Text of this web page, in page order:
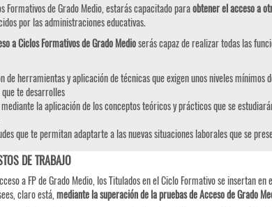
Formativos de Grado Medio, estarás capacitado paraobtener el acceso a
por las administraciones educativas.
a Ciclos Formativos de Grado Medioserás capaz de realizar todas las
de herramientas y aplicación de técnicas que exigen unos niveles mínimos
te desarrolles
la aplicación de los conceptos teóricos y prácticos que se
que te permitan adaptarte a las nuevas situaciones laborales que se
DE TRABAJO
a FP de Grado Medio, los Titulados en el Ciclo Formativo se insertan
claro está,mediante la superación de la pruebas de Acceso de Grado